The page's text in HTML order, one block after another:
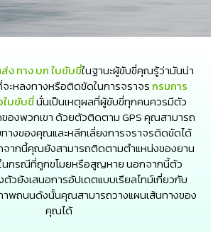
ง ทาง บก ใบขับขี่ในฐานะผู้ขับขี่คุณรู้ว่ามันน่า
ะหลงทางหรือติดขัดในการจราจรกรมการ
บขับขี่นั่นเป็นเหตุผลที่ผู้ขับขี่ทุกคนควรมีตัว
องพวกเขา ด้วยตัวติดตาม GPS คุณสามารถ
างของคุณและหลีกเลี่ยงการจราจรติดขัดได้
จากนี้คุณยังสามารถติดตามตำแหน่งของยาน
กรณีที่ถูกขโมยหรือสูญหาย นอกจากนี้ตัว
วยังเสนอการอัปเดตแบบเรียลไทม์เกี่ยวกับ
าพถนนดังนั้นคุณสามารถวางแผนเส้นทางของ
คุณได้